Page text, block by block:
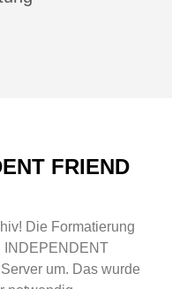
FRIEND
Die Formatierung
INDEPENDENT
um. Das wurde